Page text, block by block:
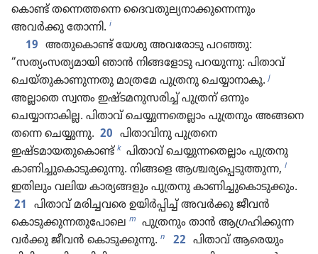
കൊണ്ട്‌ തന്നെത്തന്നെ ദൈവ​തു​ല്യ​നാ​ക്കു​ന്നെ​ന്നും
അവർക്കു തോന്നി. i
19 അതു​കൊണ്ട്‌ യേശു അവരോ​ടു പറഞ്ഞു:
“സത്യംസത്യമായി ഞാൻ നിങ്ങ​ളോ​ടു പറയുന്നു: പിതാവ്‌
ചെയ്‌തു​കാ​ണു​ന്നതു മാത്രമേ പുത്രനു ചെയ്യാനാകൂ. j
അല്ലാതെ സ്വന്തം ഇഷ്ടമനു​സ​രിച്ച്‌ പുത്രന്‌ ഒന്നും
ചെയ്യാനാകില്ല. പിതാവ്‌ ചെയ്യു​ന്ന​തെ​ല്ലാം പുത്ര​നും അങ്ങനെ​
തന്നെ ചെയ്യുന്നു. 20 പിതാ​വി​നു പുത്രനെ
ഇഷ്ടമായതുകൊണ്ട്‌ k പിതാവ്‌ ചെയ്യു​ന്ന​തെ​ല്ലാം പുത്രനു
കാണിച്ചുകൊടുക്കുന്നു. നിങ്ങളെ ആശ്ചര്യപ്പെടുത്തുന്ന, l
ഇതിലും വലിയ കാര്യ​ങ്ങ​ളും പുത്രനു കാണിച്ചുകൊടുക്കും.
21 പിതാവ്‌ മരിച്ച​വരെ ഉയിർപ്പിച്ച്‌ അവർക്കു ജീവൻ
കൊടുക്കുന്നതുപോലെ m
പുത്ര​നും താൻ ആഗ്രഹി​ക്കു​ന്ന​
വർക്കു ജീവൻ കൊടുക്കുന്നു. n 22 പിതാവ്‌ ആരെയും